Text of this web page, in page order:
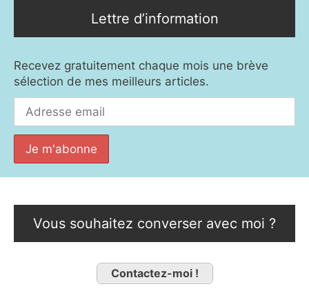
Lettre d’information
Recevez gratuitement chaque mois une brève
sélection de mes meilleurs articles.
Vous souhaitez converser avec moi ?
Contactez-moi !